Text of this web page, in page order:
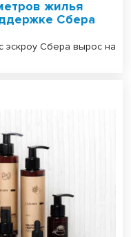
жилья
Сбера
эскроу Сбера вырос на